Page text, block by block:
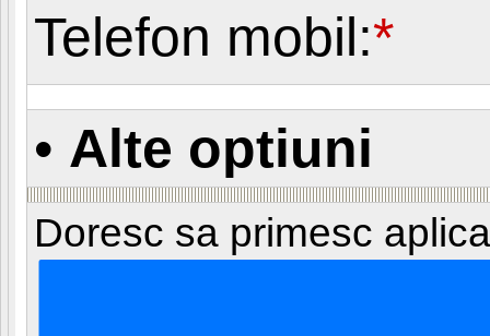
Telefon mobil:*
• Alte optiuni
Doresc sa primesc